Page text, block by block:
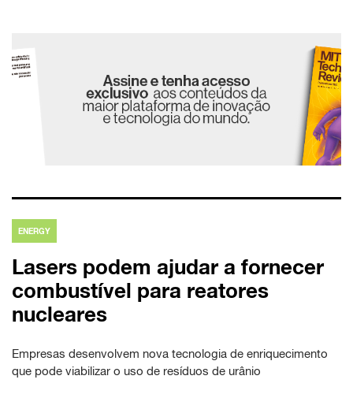
ENERGY
Lasers podem ajudar a fornecer
combustível para reatores
nucleares
Empresas desenvolvem nova tecnologia de enriquecimento
que pode viabilizar o uso de resíduos de urânio